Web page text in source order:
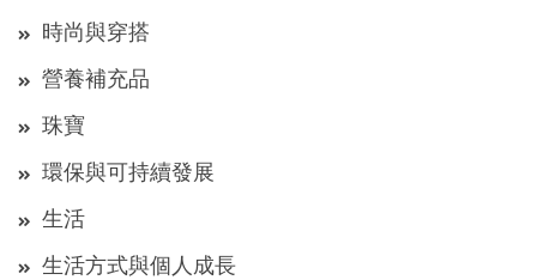
時尚與穿搭
營養補充品
珠寶
環保與可持續發展
生活
生活方式與個人成長